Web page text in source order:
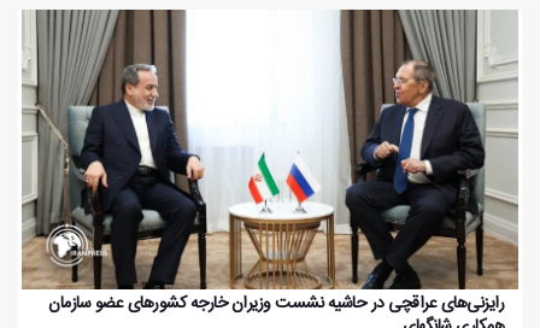
رایزنی‌های عراقچی در حاشیه نشست وزیران خارجه کشورهای عضو سازمان